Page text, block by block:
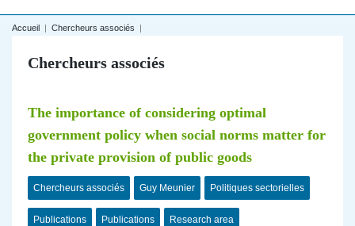
Accueil | Chercheurs associés |
Chercheurs associés
The importance of considering optimal
government policy when social norms matter for
the private provision of public goods
Chercheurs associés Guy Meunier Politiques sectorielles
Publications Publications Research area